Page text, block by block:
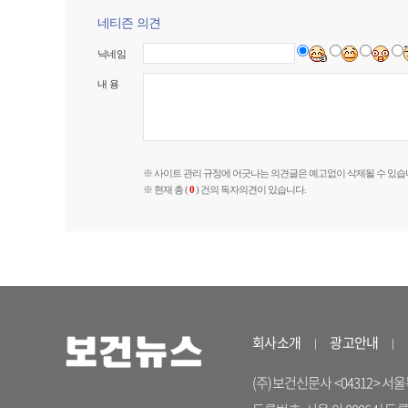
네티즌 의견
닉네임
내 용
※ 사이트 관리 규정에 어긋나는 의견글은 예고없이 삭제될 수 있습
※ 현재 총 (0) 건의 독자의견이 있습니다.
회사소개 광고안내
(주)보건신문사 <04312> 서